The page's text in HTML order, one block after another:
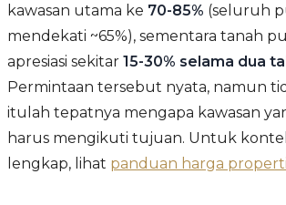
kawasan utama ke 70-85% (seluruh
mendekati ~65%), sementara tanah
apresiasi sekitar 15-30% selama dua
Permintaan tersebut nyata, namun
itulah tepatnya mengapa kawasan
harus mengikuti tujuan. Untuk
lengkap, lihat panduan harga